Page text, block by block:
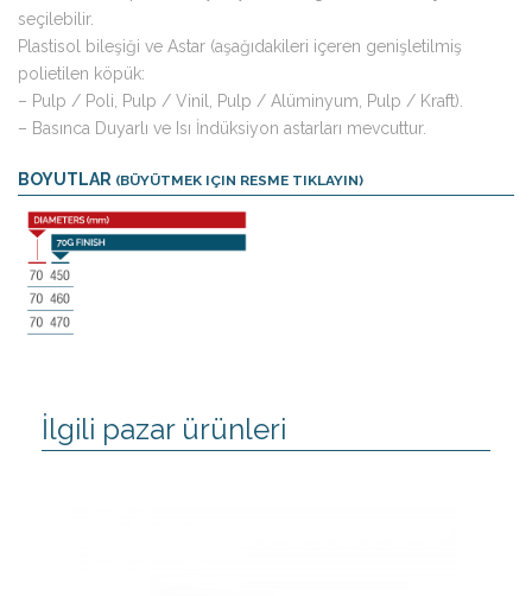
seçilebilir.
Plastisol bileşiği ve Astar (aşağıdakileri içeren genişletilmiş
polietilen köpük:
– Pulp / Poli, Pulp / Vinil, Pulp / Alüminyum, Pulp / Kraft).
– Basınca Duyarlı ve Isı İndüksiyon astarları mevcuttur.
BOYUTLAR (BÜYÜTMEK IÇIN RESME TIKLAYIN)
İlgili pazar ürünleri